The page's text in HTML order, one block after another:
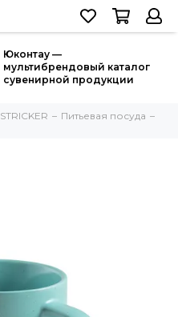
Юконтау —
мультибрендовый каталог
сувенирной продукции
STRICKER
Питьевая посуда